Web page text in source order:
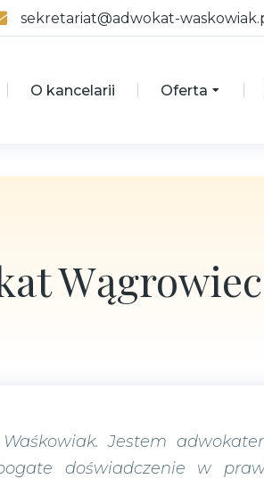
sekretariat@adwokat-
O kancelarii Oferta
Wągrowiec
Jestem
doświadczenie w